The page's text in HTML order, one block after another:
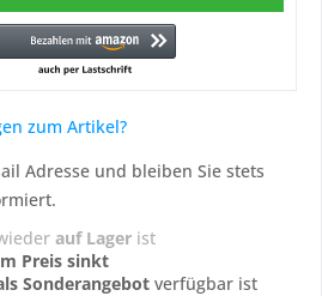
zum Artikel?
Adresse und bleiben Sie stets
auf Lager ist
Preis sinkt
Sonderangebot verfügbar ist